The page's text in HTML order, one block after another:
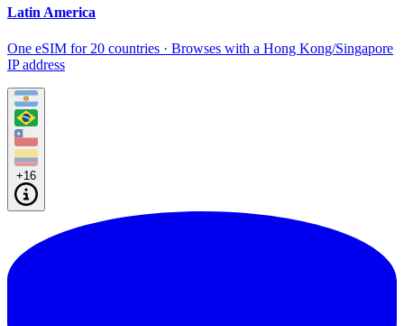
Latin America
One eSIM for 20 countries · Browses with a Hong Kong/Singapore
IP address
+16